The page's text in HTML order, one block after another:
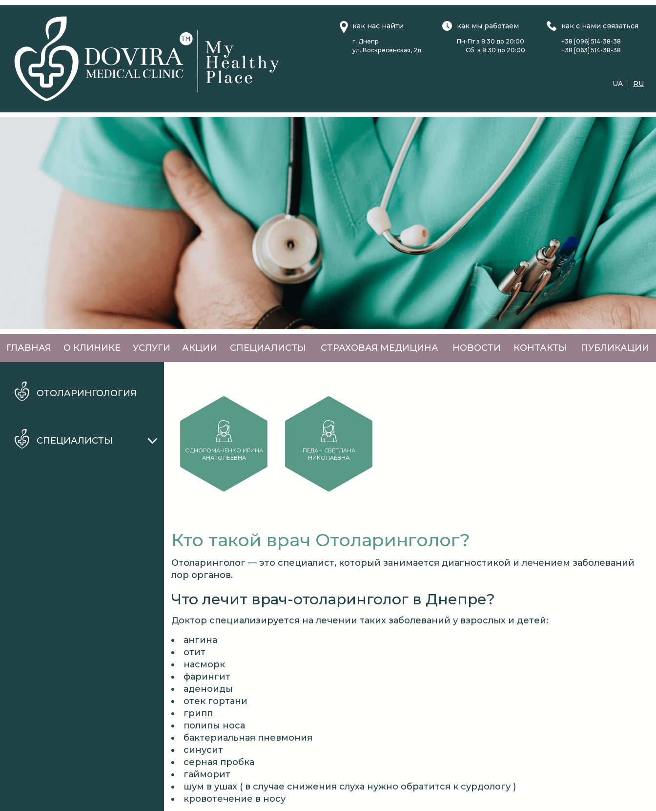
как нас найти
г. Днепр
ул. Воскресенская, 2д.
как мы работаем
Пн-Пт з 8:30 до 20:00
Сб з 8:30 до 20:00
как с нами связаться
+38 [096] 514-38-38
+38 [063] 514-38-38
UA RU
ГЛАВНАЯ О КЛИНИКЕ УСЛУГИ АКЦИИ СПЕЦИАЛИСТЫ СТРАХОВАЯ МЕДИЦИНА НОВОСТИ КОНТАКТЫ ПУБЛИКАЦИИ
ОТОЛАРИНГОЛОГИЯ
СПЕЦИАЛИСТЫ
ОДНОРОМАНЕНКО ИРИНА
АНАТОЛЬЕВНА
ПЕДАН СВЕТЛАНА
НИКОЛАЕВНА
Кто такой врач Отоларинголог?
Отоларинголог — это специалист, который занимается диагностикой и лечением заболеваний
лор органов.
Что лечит врач-отоларинголог в Днепре?
Доктор специализируется на лечении таких заболеваний у взрослых и детей:
ангина
отит
насморк
фарингит
аденоиды
отек гортани
грипп
полипы носа
бактериальная пневмония
синусит
серная пробка
гайморит
шум в ушах ( в случае снижения слуха нужно обратится к сурдологу )
кровотечение в носу